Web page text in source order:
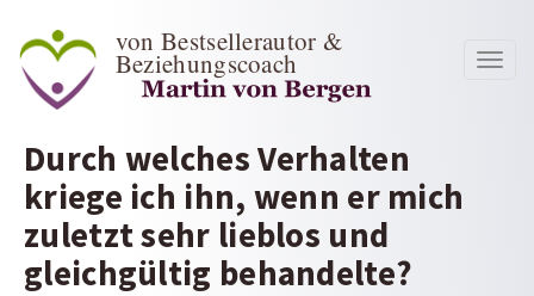
von Bestsellerautor &
Beziehungscoach
Durch welches Verhalten
kriege ich ihn, wenn er mich
zuletzt sehr lieblos und
gleichgültig behandelte?